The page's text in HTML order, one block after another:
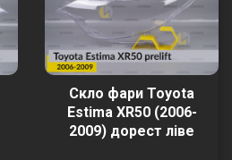
Скло фари Toyota
Estima XR50 (2006-
2009) дорест ліве